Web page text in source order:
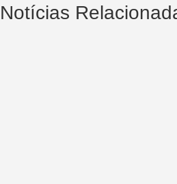
Notícias